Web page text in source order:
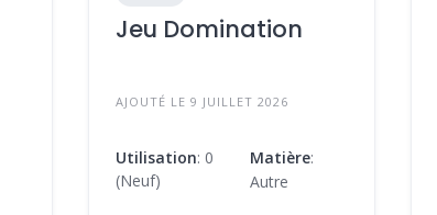
Jeu Domination
AJOUTÉ LE 9 JUILLET 2026
Utilisation: 0
(Neuf)
Matière:
Autre